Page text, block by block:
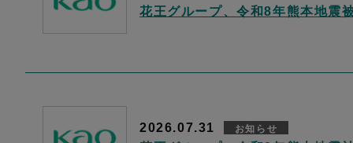
花王グループ、令和8年熊本地震
2026.07.31 お知らせ